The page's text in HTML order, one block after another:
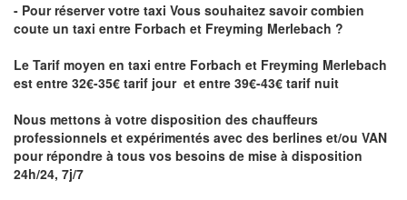
- Pour réserver votre taxi Vous souhaitez savoircombien
coute un taxi entre Forbach et Freyming Merlebach ?
Le Tarif moyen en taxi entre Forbach et Freyming Merlebach
est entre 32€-35€ tarif jour et entre 39€-43€ tarif nuit
Nous mettons à votre disposition des chauffeurs
professionnels et expérimentés avec des berlines et/ou VAN
pour répondre à tous vos besoins de mise à disposition
24h/24, 7j/7